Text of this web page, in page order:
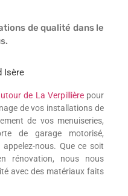
de qualité dans le
Isère
de La Verpillièrepour
de vos installations de
de vos menuiseries,
de garage motorisé,
nous. Que ce soit
rénovation, nous nous
avec des matériaux faits